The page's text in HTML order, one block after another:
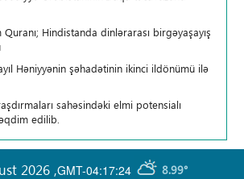
Quranı; Hindistanda dinlərarası birgəyaşayış
Həniyyənin şəhadətinin ikinci ildönümü ilə
sahəsindəki elmi potensialı
edilib.
GMT-04:17:24 8.99°
2026 ,